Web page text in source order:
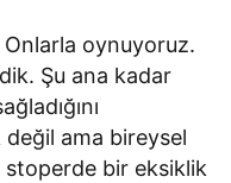
oynuyoruz.
Şu ana kadar
değil ama bireysel
bir eksiklik